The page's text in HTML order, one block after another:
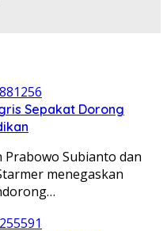
Sepakat Dorong
Prabowo Subianto dan
menegaskan